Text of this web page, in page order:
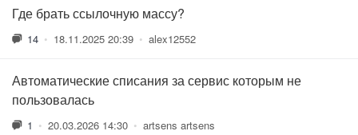
Где брать ссылочную массу?
14 • 18.11.2025 20:39 • alex12552
Автоматические списания за сервис которым не
пользовалась
1 • 20.03.2026 14:30 • artsens artsens